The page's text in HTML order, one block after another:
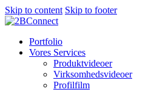
Skip to content Skip to footer
Portfolio
Vores Services
Produktvideoer
Virksomhedsvideoer
Profilfilm